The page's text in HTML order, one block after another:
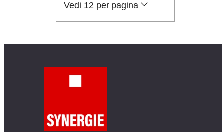
Vedi 12 per pagina